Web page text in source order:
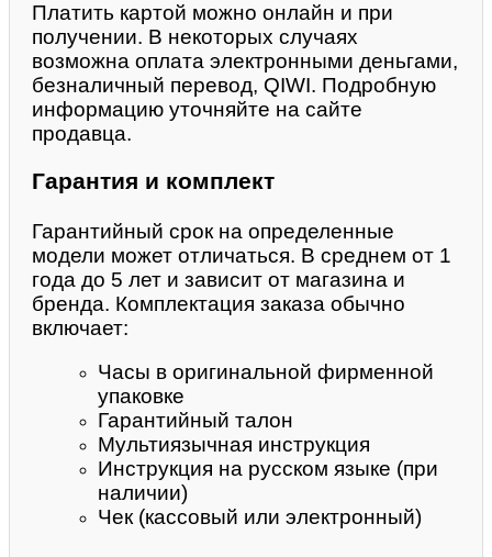
Платить картой можно онлайн и при
получении. В некоторых случаях
возможна оплата электронными деньгами,
безналичный перевод, QIWI. Подробную
информацию уточняйте на сайте
продавца.
Гарантия и комплект
Гарантийный срок на определенные
модели может отличаться. В среднем от 1
года до 5 лет и зависит от магазина и
бренда. Комплектация заказа обычно
включает:
Часы в оригинальной фирменной
упаковке
Гарантийный талон
Мультиязычная инструкция
Инструкция на русском языке (при
наличии)
Чек (кассовый или электронный)